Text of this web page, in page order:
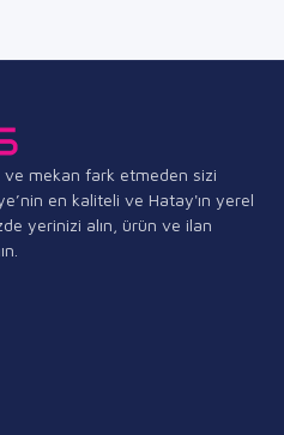
mekan fark etmeden sizi
en kaliteli ve Hatay'ın yerel
yerinizi alın, ürün ve ilan